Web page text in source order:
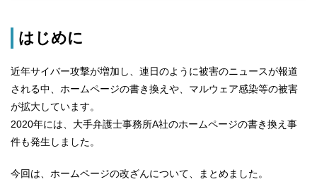
はじめに
近年サイバー攻撃が増加し、連日のように被害のニュースが報道
される中、ホームページの書き換えや、マルウェア感染等の被害
が拡大しています。
2020年には、大手弁護士事務所A社のホームページの書き換え事
件も発生しました。
今回は、ホームページの改ざんについて、まとめました。